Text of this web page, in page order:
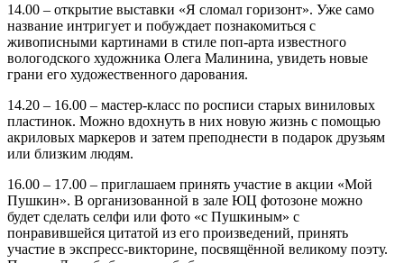
14.00 – открытие выставки «Я сломал горизонт». Уже само
название интригует и побуждает познакомиться с
живописными картинами в стиле поп-арта известного
вологодского художника Олега Малинина, увидеть новые
грани его художественного дарования.
14.20 – 16.00 – мастер-класс по росписи старых виниловых
пластинок. Можно вдохнуть в них новую жизнь с помощью
акриловых маркеров и затем преподнести в подарок друзьям
или близким людям.
16.00 – 17.00 – приглашаем принять участие в акции «Мой
Пушкин». В организованной в зале ЮЦ фотозоне можно
будет сделать селфи или фото «с Пушкиным» с
понравившейся цитатой из его произведений, принять
участие в экспресс-викторине, посвящённой великому поэту.